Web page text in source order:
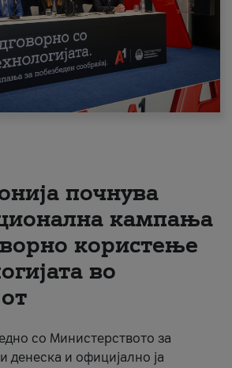
Деловни
почнува
кампања
користење
во
со Министерството за
денеска и официјално ја